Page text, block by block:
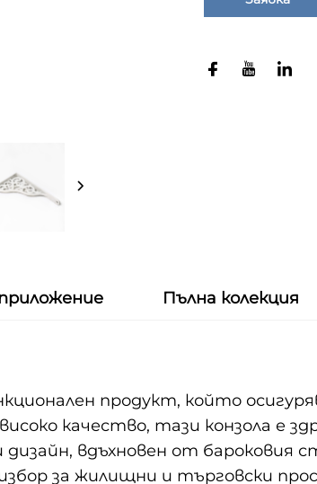
Пълна колекция
продукт, който
качество, тази конзола е
вдъхновен от бароковия
за жилищни и търговски